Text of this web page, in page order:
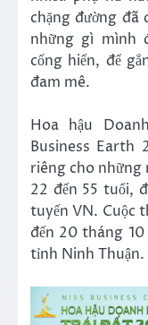
chặng đường đã
những gì mình
cống hiến, để
đam mê.
Hoa hậu
Business Earth
riêng cho những
22 đến 55 tuổi,
tuyến VN. Cuộc
đến 20 tháng 10
tỉnh Ninh Thuận.